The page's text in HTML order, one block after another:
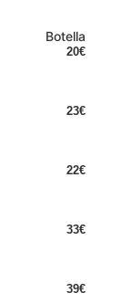
Botella
20€
23€
22€
33€
39€